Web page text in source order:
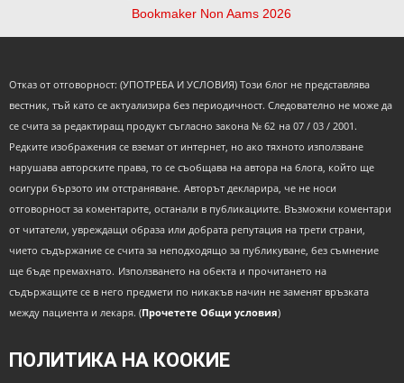
Bookmaker Non Aams 2026
Отказ от отговорност: (УПОТРЕБА И УСЛОВИЯ) Този блог не представлява
вестник, тъй като се актуализира без периодичност. Следователно не може да
се счита за редактиращ продукт съгласно закона № 62 на 07 / 03 / 2001.
Редките изображения се вземат от интернет, но ако тяхното използване
нарушава авторските права, то се съобщава на автора на блога, който ще
осигури бързото им отстраняване. Авторът декларира, че не носи
отговорност за коментарите, останали в публикациите. Възможни коментари
от читатели, увреждащи образа или добрата репутация на трети страни,
чието съдържание се счита за неподходящо за публикуване, без съмнение
ще бъде премахнато. Използването на обекта и прочитането на
съдържащите се в него предмети по никакъв начин не заменят връзката
между пациента и лекаря. (Прочетете Общи условия)
ПОЛИТИКА НА КООКИЕ